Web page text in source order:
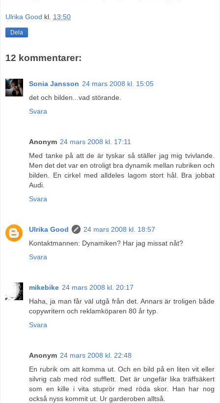
Ulrika Good kl. 13:50
Dela
12 kommentarer:
Sonia Jansson 24 mars 2008 kl. 15:05
det och bilden...vad störande.
Svara
Anonym 24 mars 2008 kl. 17:11
Med tanke på att de är tyskar så ställer jag mig tvivlande.
Men det det var en otroligt bra dynamik mellan rubriken och
bilden. En cirkel med alldeles lagom stort hål. Bra jobbat
Audi.
Svara
Ulrika Good
24 mars 2008 kl. 18:57
Kontaktmannen: Dynamiken? Har jag missat nåt?
Svara
mikebike 24 mars 2008 kl. 20:17
Haha, ja man får väl utgå från det. Annars är troligen både
copywritern och reklamköparen 80 år typ.
Svara
Anonym 24 mars 2008 kl. 22:48
En rubrik om att komma ut. Och en bild på en liten vit eller
silvrig cab med röd sufflett. Det är ungefär lika träffsäkert
som en kille i vita stuprör med röda skor. Han har nog
också nyss kommit ut. Ur garderoben alltså.